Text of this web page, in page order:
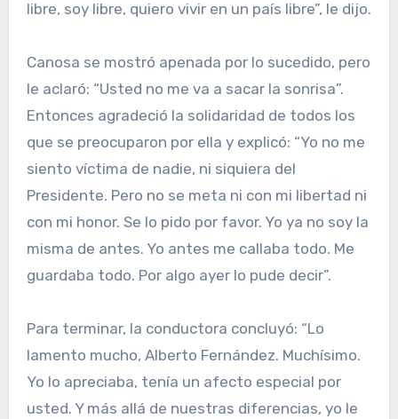
libre, soy libre, quiero vivir en un país libre”, le dijo.
Canosa se mostró apenada por lo sucedido, pero
le aclaró: “Usted no me va a sacar la sonrisa”.
Entonces agradeció la solidaridad de todos los
que se preocuparon por ella y explicó: “Yo no me
siento víctima de nadie, ni siquiera del
Presidente. Pero no se meta ni con mi libertad ni
con mi honor. Se lo pido por favor. Yo ya no soy la
misma de antes. Yo antes me callaba todo. Me
guardaba todo. Por algo ayer lo pude decir”.
Para terminar, la conductora concluyó: “Lo
lamento mucho, Alberto Fernández. Muchísimo.
Yo lo apreciaba, tenía un afecto especial por
usted. Y más allá de nuestras diferencias, yo le